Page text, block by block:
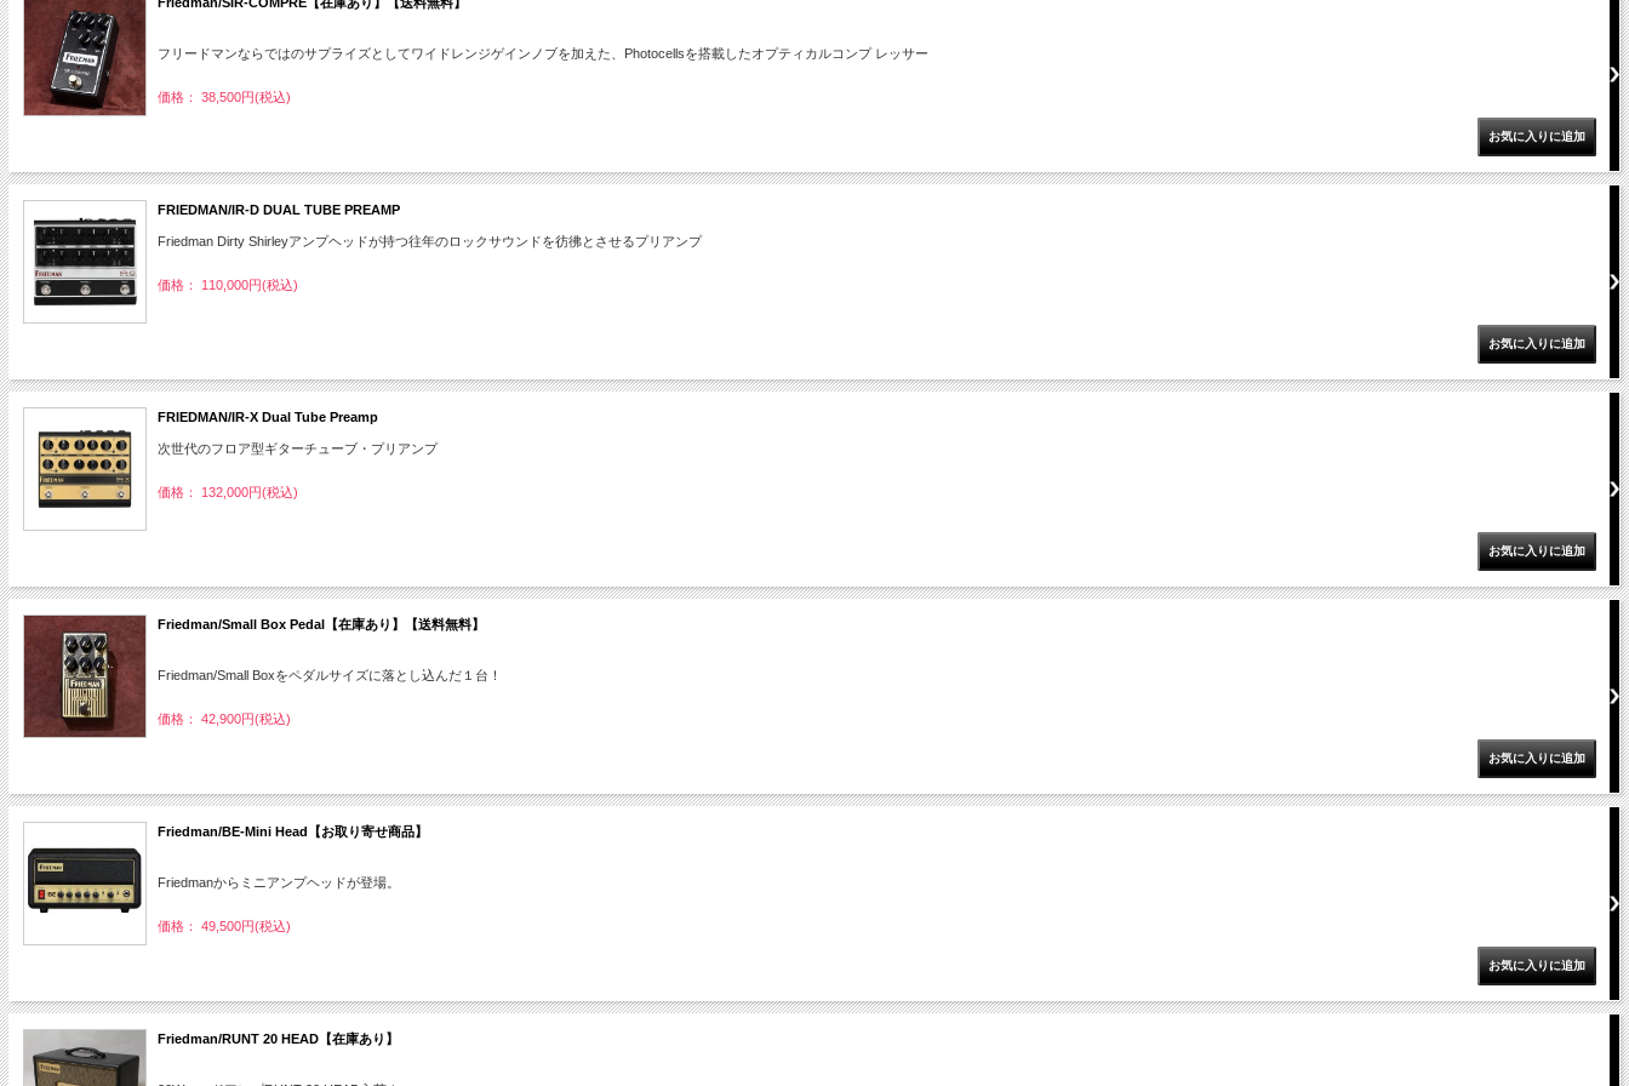
フリードマンならではのサプライズとしてワイドレンジゲインノブを加えた、Photocellsを搭載したオプティカルコンプ レッサー
価格： 38,500円(税込)
FRIEDMAN/IR-D DUAL TUBE PREAMP
Friedman Dirty Shirleyアンプヘッドが持つ往年のロックサウンドを彷彿とさせるプリアンプ
価格： 110,000円(税込)
FRIEDMAN/IR-X Dual Tube Preamp
次世代のフロア型ギターチューブ・プリアンプ
価格： 132,000円(税込)
Friedman/Small Box Pedal【在庫あり】【送料無料】
Friedman/Small Boxをペダルサイズに落とし込んだ１台！
価格： 42,900円(税込)
Friedman/BE-Mini Head【お取り寄せ商品】
Friedmanからミニアンプヘッドが登場。
価格： 49,500円(税込)
Friedman/RUNT 20 HEAD【在庫あり】